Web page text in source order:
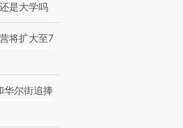
3种
度Z世代 用街头抗争将教
是大学吗
将扩大至7
华尔街追捧